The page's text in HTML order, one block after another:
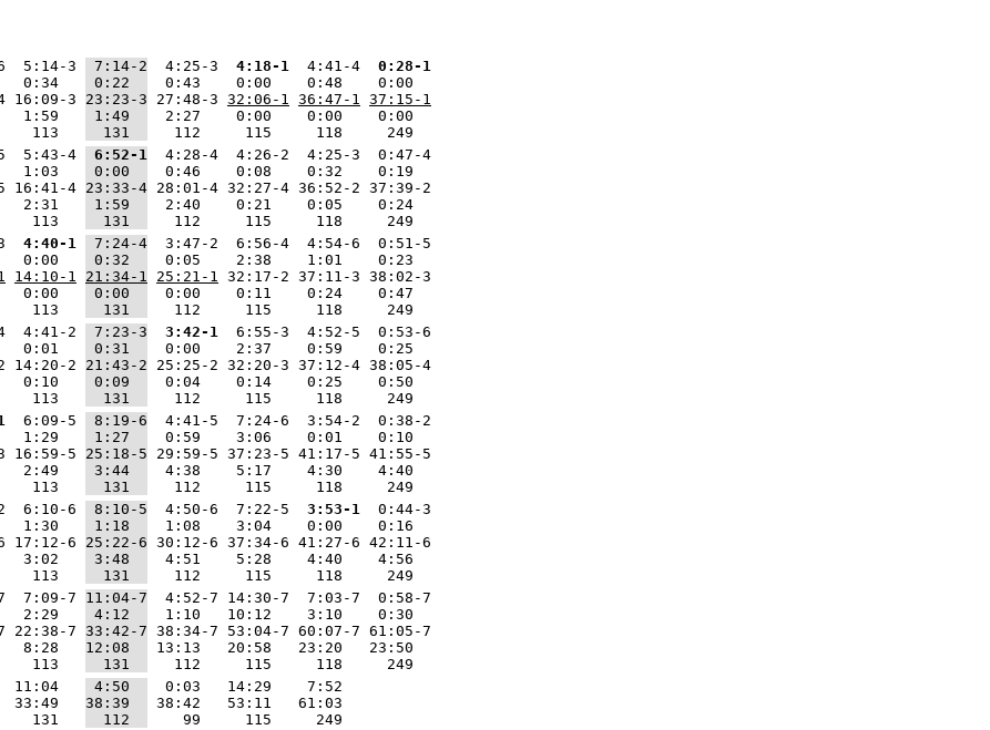
5:14-3
7:14-2
  4:25-3
4:18-1
  4:41-4
0:28-1
0:34
0:22
  0:43    0:00    0:48    0:00
16:09-3
23:23-3 27:48-3 32:06-1 36:47-1 37:15-1
1:59
1:49
  2:27    0:00    0:00    0:00
113
  131
   112     115     118     249
5:43-4
6:52-1
  4:28-4  4:26-2  4:25-3  0:47-4
1:03
0:00
  0:46    0:08    0:32    0:19
16:41-4
23:33-4 28:01-4 32:27-4 36:52-2 37:39-2
2:31
1:59
  2:40    0:21    0:05    0:24
113
  131
   112     115     118     249
4:40-1 7:24-4
  3:47-2  6:56-4  4:54-6  0:51-5
0:00
0:32
  0:05    2:38    1:01    0:23
14:10-1 21:34-1 25:21-1 32:17-2 37:11-3 38:02-3
0:00
0:00
  0:00    0:11    0:24    0:47
113
  131
   112     115     118     249
4:41-2
7:23-3 3:42-1
  6:55-3  4:52-5  0:53-6
0:01
0:31
  0:00    2:37    0:59    0:25
14:20-2
21:43-2 25:25-2 32:20-3 37:12-4 38:05-4
0:10
0:09
  0:04    0:14    0:25    0:50
113
  131
   112     115     118     249
  6:09-5
8:19-6
  4:41-5  7:24-6  3:54-2  0:38-2
1:29
1:27
  0:59    3:06    0:01    0:10
16:59-5
25:18-5 29:59-5 37:23-5 41:17-5 41:55-5
2:49
3:44
  4:38    5:17    4:30    4:40
113
  131
   112     115     118     249
6:10-6
8:10-5
  4:50-6  7:22-5
3:53-1
  0:44-3
1:30
1:18
  1:08    3:04    0:00    0:16
17:12-6
25:22-6 30:12-6 37:34-6 41:27-6 42:11-6
3:02
3:48
  4:51    5:28    4:40    4:56
113
  131
   112     115     118     249
7:09-7
11:04-7
  4:52-7 14:30-7  7:03-7  0:58-7
2:29
4:12
  1:10   10:12    3:10    0:30
22:38-7
33:42-7 38:34-7 53:04-7 60:07-7 61:05-7
8:28
12:08
13:13   20:58   23:20   23:50
113
  131
   112     115     118     249
11:04
4:50
  0:03   14:29    7:52
33:49
38:39
38:42   53:11   61:03
131
  112
    99     115     249